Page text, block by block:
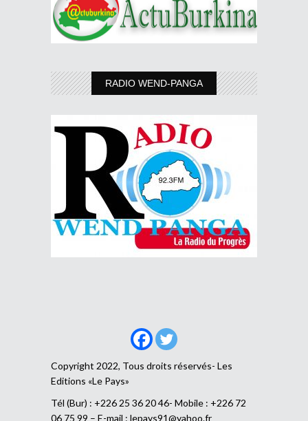
RADIO WEND-PANGA
Copyright 2022, Tous droits réservés- Les
Editions «Le Pays»
Tél (Bur) : +226 25 36 20 46- Mobile : +226 72
06 75 99 – E-mail : lepays91@yahoo.fr